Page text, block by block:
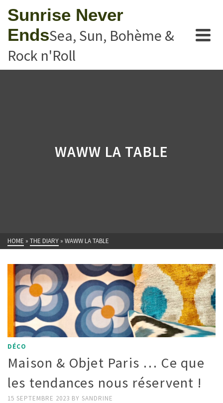
Sunrise Never
EndsSea, Sun, Bohème &
Rock n'Roll
WAWW LA TABLE
HOME » THE DIARY » WAWW LA TABLE
DÉCO
Maison & Objet Paris … Ce que
les tendances nous réservent !
15 SEPTEMBRE 2023 BY SANDRINE